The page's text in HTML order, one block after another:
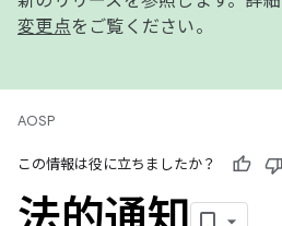
変更点をご覧ください。
AOSP
この情報は役に立ちましたか？